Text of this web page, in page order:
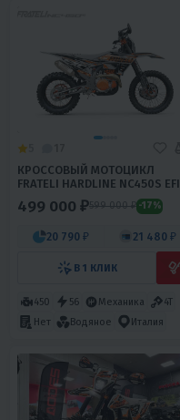
КРОССОВЫЙ МОТОЦИКЛ
FRATELI HARDLINE NC450S EFI
499 000 ₽599 000 ₽ -17%
20 790 ₽ 21 480 ₽
В 1 КЛИК
450 56 Механика
4T
Нет
Водяное Италия